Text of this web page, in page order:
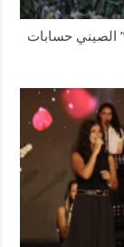
الصيني حسابات